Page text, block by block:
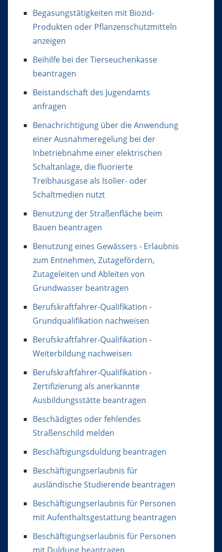
Begasungstätigkeiten mit Biozid-
Produkten oder Pflanzenschutzmitteln
anzeigen
Beihilfe bei der Tierseuchenkasse
beantragen
Beistandschaft des Jugendamts
anfragen
Benachrichtigung über die Anwendung
einer Ausnahmeregelung bei der
Inbetriebnahme einer elektrischen
Schaltanlage, die fluorierte
Treibhausgase als Isolier- oder
Schaltmedien nutzt
Benutzung der Straßenfläche beim
Bauen beantragen
Benutzung eines Gewässers - Erlaubnis
zum Entnehmen, Zutagefördern,
Zutageleiten und Ableiten von
Grundwasser beantragen
Berufskraftfahrer-Qualifikation -
Grundqualifikation nachweisen
Berufskraftfahrer-Qualifikation -
Weiterbildung nachweisen
Berufskraftfahrer-Qualifikation -
Zertifizierung als anerkannte
Ausbildungsstätte beantragen
Beschädigtes oder fehlendes
Straßenschild melden
Beschäftigungsduldung beantragen
Beschäftigungserlaubnis für
ausländische Studierende beantragen
Beschäftigungserlaubnis für Personen
mit Aufenthaltsgestattung beantragen
Beschäftigungserlaubnis für Personen